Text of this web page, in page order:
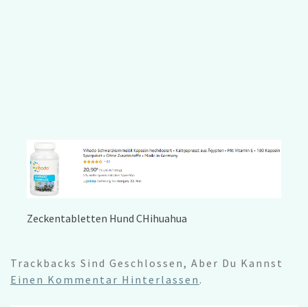
Zeckentabletten Hund CHihuahua
Trackbacks Sind Geschlossen, Aber Du Kannst
Einen Kommentar Hinterlassen .